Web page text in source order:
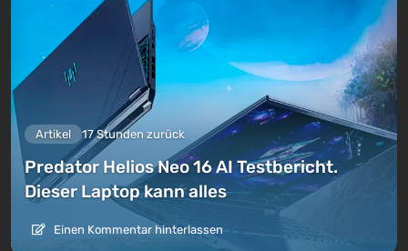
Artikel 17 Stunden zurück
Predator Helios Neo 16 AI Testbericht.
Dieser Laptop kann alles
Einen Kommentar hinterlassen